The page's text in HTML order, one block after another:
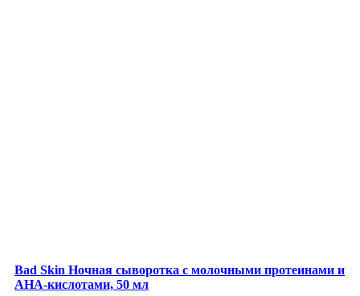
Bad Skin Ночная сыворотка с молочными протеинами и
AHA-кислотами, 50 мл